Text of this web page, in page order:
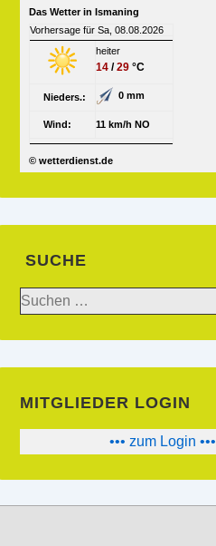
Das Wetter in Ismaning
Vorhersage für Sa, 08.08.2026
heiter
14/29°C
Nieders.: 0 mm
Wind: 11 km/h NO
© wetterdienst.de
SUCHE
Suchen
nach:
MITGLIEDER LOGIN
••• zum Login •••